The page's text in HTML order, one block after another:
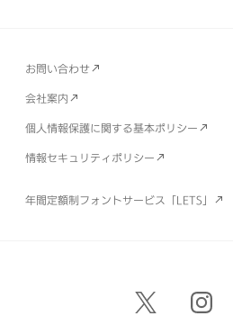
お問い合わせ
会社案内
個人情報保護に関する基本ポリシー
情報セキュリティポリシー
年間定額制フォントサービス「LETS」